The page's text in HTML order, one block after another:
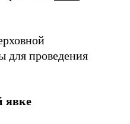
для проведения
явке